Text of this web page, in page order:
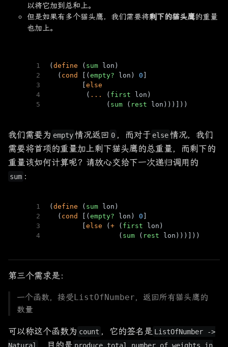
以将它加到总和上。
但是如果有多个猫头鹰，我们需要将剩下的猫头鹰的重量
也加上。
1
2
3
4
5
(define ( sum lon)
  (
cond [(empty? lon) 0
        [
else
         (
... ( first lon)
              (
sum ( rest lon)))]))
我们需要为 empty情况返回 0 ，而对于 else 情况，我们
需要将首项的重量加上剩下猫头鹰的总重量，而剩下的
重量该如何计算呢？请放心交给下一次递归调用的
sum ：
1
2
3
4
(define ( sum lon)
  (
cond [(empty? lon) 0
        [
else (+ ( first lon)
                 (
sum ( rest lon)))]))
第三个需求是：
一个函数，接受ListOfNumber，返回所有猫头鹰的
数量
可以称这个函数为 count ，它的签名是 ListOfNumber ->
Natural ，目的是 produce total number of weights in